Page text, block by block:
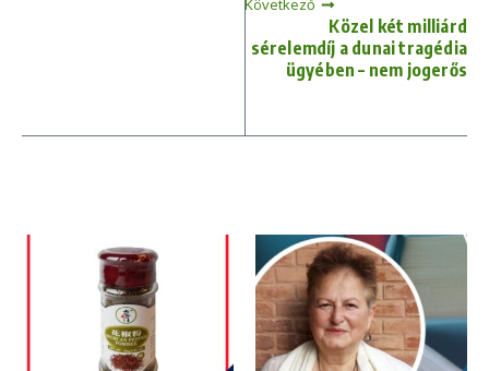
Következő
Közel két milliárd
sérelemdíj a dunai tragédia
ügyében – nem jogerős